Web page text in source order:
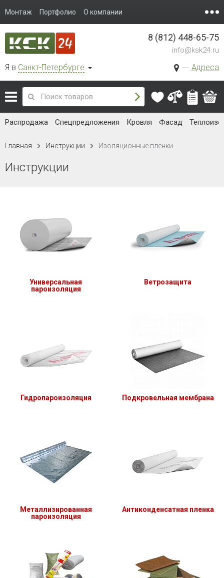
Монтаж Портфолио О компании
Я в Санкт-Петербурге Адреса
8 (812) 448-65-75
info@ksk24.ru
Распродажа Спецпредложения Кровля Фасад
Главная Инструкции Изоляционные пленки
Инструкции
Универсальная
пароизоляция
Ветрозащита
Гидропароизоляция Подкровельная мембрана
Металлизированная
пароизоляция
Антиконденсатная пленка